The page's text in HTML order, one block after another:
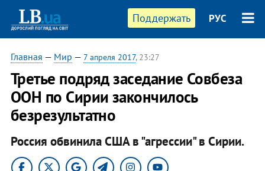
Поддержать РУС
Главная — Мир — 7 апреля 2017, 23:27
Третье подряд заседание Совбеза
ООН по Сирии закончилось
безрезультатно
Россия обвинила США в "агрессии" в Сирии.